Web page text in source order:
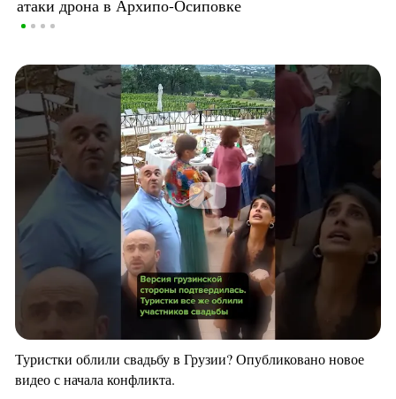
атаки дрона в Архипо-Осиповке
Туристки облили свадьбу в Грузии? Опубликовано новое
видео с начала конфликта.